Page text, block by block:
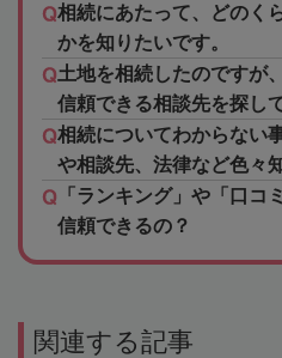
相続にあたって、どのく
かを知りたいです。
土地を相続したのですが
信頼できる相談先を探し
相続についてわからない
や相談先、法律など色々
「ランキング」や「口コ
信頼できるの？
関連する記事